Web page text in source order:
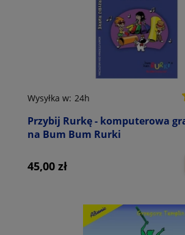
Przybij Rurkę - komputerowa
na Bum Bum Rurki
Wysyłka w: 24h
45,00 zł